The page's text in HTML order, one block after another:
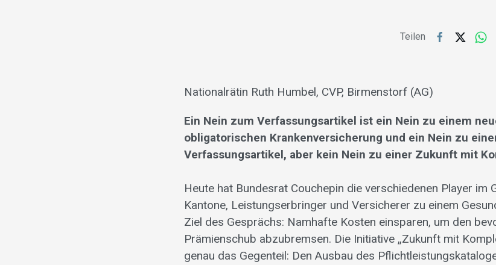
Teilen
Nationalrätin Ruth Humbel, CVP, Birmenstorf (AG)
Ein Nein zum Verfassungsartikel ist ein Nein zu einem
obligatorischen Krankenversicherung und ein Nein zu
Verfassungsartikel, aber kein Nein zu einer Zukunft mit
Heute hat Bundesrat Couchepin die verschiedenen Player im
Kantone, Leistungserbringer und Versicherer zu einem
Ziel des Gesprächs: Namhafte Kosten einsparen, um den
Prämienschub abzubremsen. Die Initiative „Zukunft mit
genau das Gegenteil: Den Ausbau des